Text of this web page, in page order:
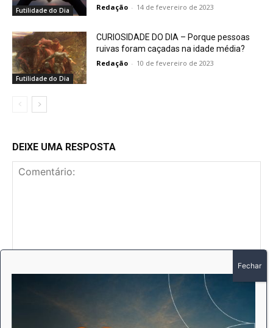
Futilidade do Dia Redação - 14 de fevereiro de 2023
Futilidade do Dia
CURIOSIDADE DO DIA – Porque pessoas
ruivas foram caçadas na idade média?
Redação - 10 de fevereiro de 2023
DEIXE UMA RESPOSTA